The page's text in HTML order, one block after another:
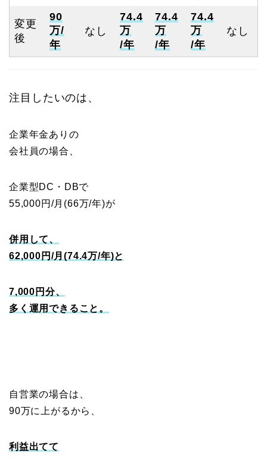
変更
後
90
万/
年
なし
74.4
万
/年
74.4
万
/年
74.4
万
/年
なし
注目したいのは、
企業年金ありの
会社員の場合、
企業型DC・DBで
55,000円/月(66万/年)が
併用して、
62,000円/月(74.4万/年)と
7,000円分、
多く運用できること。
自営業の場合は、
90万に上がるから、
利益出てて